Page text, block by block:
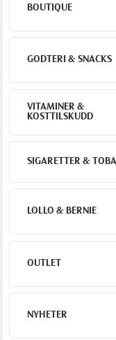
BOUTIQUE
GODTERI & SNACKS
VITAMINER &
KOSTTILSKUDD
SIGARETTER &
LOLLO & BERNIE
OUTLET
NYHETER